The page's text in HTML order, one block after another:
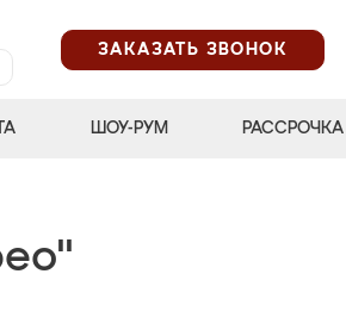
ЗАКАЗАТЬ ЗВОНОК
ШОУ-РУМ РАССРОЧКА